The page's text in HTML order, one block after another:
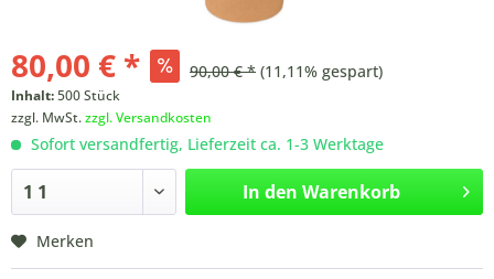
80,00 € * 90,00 € * (11,11% gespart)
Inhalt:500 Stück
zzgl. MwSt.zzgl. Versandkosten
Sofort versandfertig, Lieferzeit ca. 1-3 Werktage
In den Warenkorb
Merken